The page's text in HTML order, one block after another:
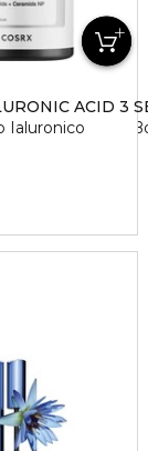
and Firming
ACID 3
Ialuronico